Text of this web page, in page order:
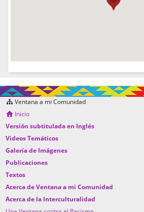
Ventana a mi Comunidad
Inicio
Versión subtitulada en Inglés
Videos Temáticos
Galería de Imágenes
Publicaciones
Textos
Acerca de Ventana a mi Comunidad
Acerca de la Interculturalidad